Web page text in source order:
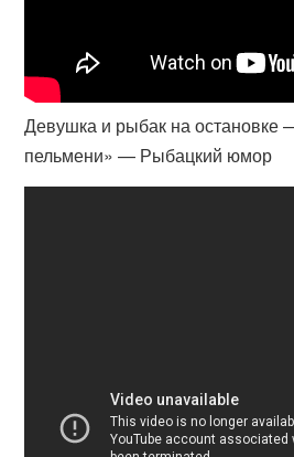
Девушка и рыбак на остановке
пельмени» — Рыбацкий юмор